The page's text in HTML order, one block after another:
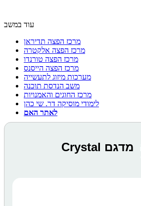
עוד במשב
מרכז הפצה תדיראן
מרכז הפצה אלקטרה
מרכז הפצה טורנדו
מרכז הפצה הייסנס
מערכות מיזוג לתעשייה
משב הנדסת תוכנה
מרכז החוגים והאמנויות
לימודי מוסיקה דר. שי כהן
לאתר האם
מכונת כביסה מדגם Crystal